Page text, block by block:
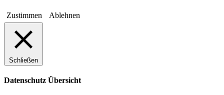
Zustimmen Ablehnen
Schließen
Datenschutz Übersicht